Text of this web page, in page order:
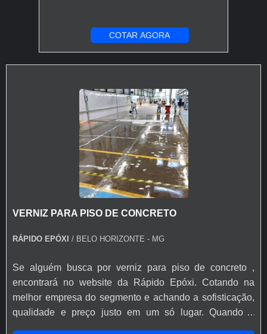
COTAR AGORA
VERNIZ PARA PISO DE CONCRETO
RÁPIDO EPÓXI / BELO HORIZONTE - MG
Se alguém busca por verniz para piso de concreto ,
encontrará no website da Rápido Epóxi. Cotando na
melhor empresa do segmento e achando a sofisticação,
qualidade e preço justo em um só lugar. Quando o